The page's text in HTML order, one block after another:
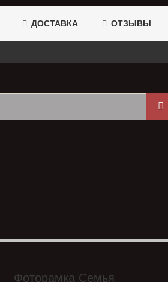
ДОСТАВКА ОТЗЫВЫ
Фоторамка Семья